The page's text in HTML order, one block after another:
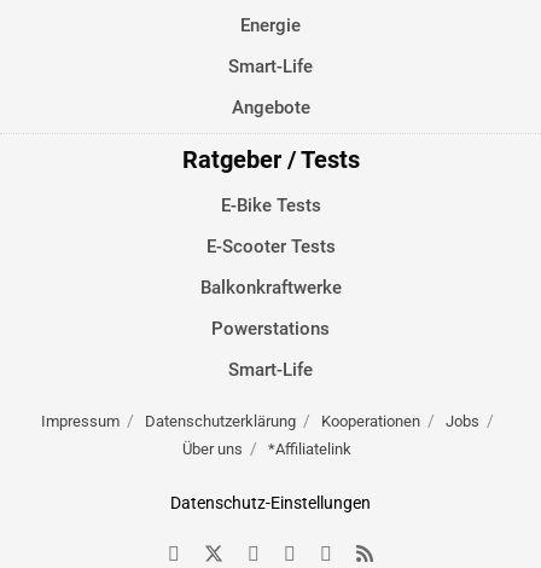
Energie
Smart-Life
Angebote
Ratgeber / Tests
E-Bike Tests
E-Scooter Tests
Balkonkraftwerke
Powerstations
Smart-Life
Impressum Datenschutzerklärung Kooperationen
Jobs
Über uns
*Affiliatelink
Datenschutz-Einstellungen